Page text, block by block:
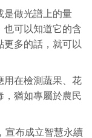
是做光譜上的量
可以知道它的含
多的話，就可以
用在檢測蔬果、花
猶如專屬於農民
宣布成立智慧永續